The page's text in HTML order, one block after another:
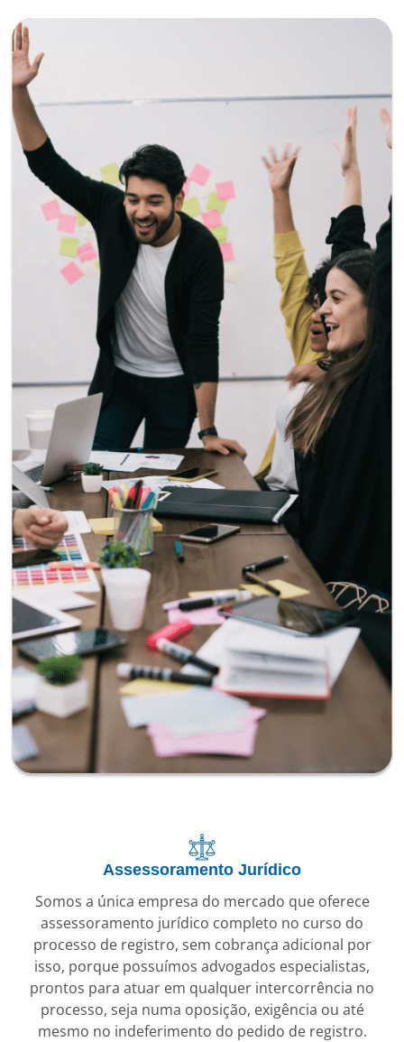
Assessoramento Jurídico
Somos a única empresa do mercado que oferece
assessoramento jurídico completo no curso do
processo de registro, sem cobrança adicional por
isso, porque possuímos advogados especialistas,
prontos para atuar em qualquer intercorrência no
processo, seja numa oposição, exigência ou até
mesmo no indeferimento do pedido de registro.